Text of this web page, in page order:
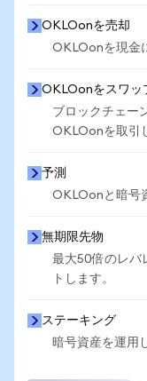
OKLOonを売却
OKLOonを現金
OKLOonをスワッ
ブロックチェー
OKLOonを取引
予測
OKLOonと暗号
無期限先物
最大50倍のレバ
トします。
ステーキング
暗号資産を運用